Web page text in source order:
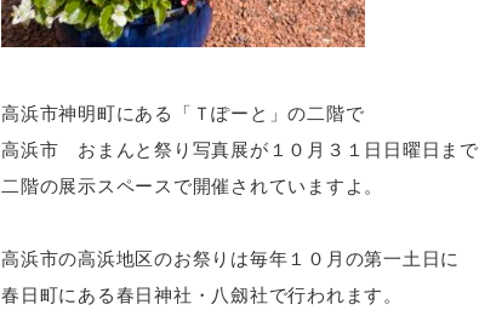
高浜市神明町にある「Ｔぽーと」の二階で
高浜市 おまんと祭り写真展が１０月３１日日曜日まで
二階の展示スペースで開催されていますよ。
高浜市の高浜地区のお祭りは毎年１０月の第一土日に
春日町にある春日神社・八劔社で行われます。